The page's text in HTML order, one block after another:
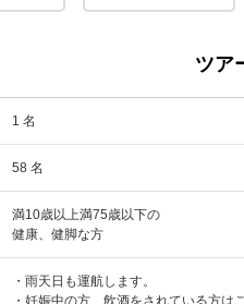
ツア
1 名
58 名
満10歳以上満75歳以下の
健康、健脚な方
・雨天日も運航します。
・妊娠中の方、飲酒をされている方は